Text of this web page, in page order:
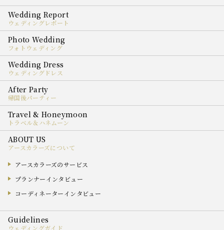
ウェディングレポート
フォトウェディング
ウェディングドレス
帰国後パーティー
トラベル＆ハネムーン
アースカラーズについて
アースカラーズのサービス
プランナーインタビュー
コーディネーターインタビュー
ウェディングガイド